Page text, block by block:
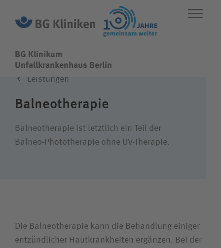
BG Klinikum
Fachbereiche
Karriere
BG Klinikum
Unfallkrankenhaus Berlin
Leistungen
Balneotherapie
Balneotherapie ist letztlich ein Teil der
Balneo-Phototherapie ohne UV-Therapie.
Die Balneotherapie kann die Behandlung einiger
entzündlicher Hautkrankheiten ergänzen. Bei der